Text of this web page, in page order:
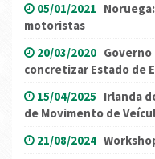
05/01/2021
motoristas
20/03/2020
concretizar Estado de
15/04/2025 Irlanda
de Movimento de
21/08/2024